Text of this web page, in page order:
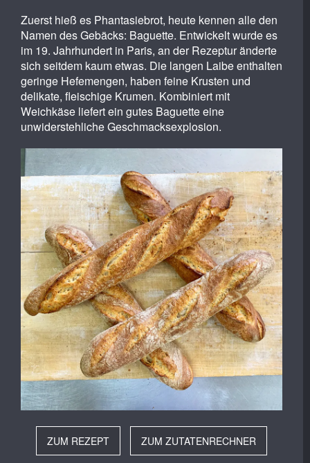
Zuerst hieß es Phantasiebrot, heute kennen alle den
Namen des Gebäcks: Baguette. Entwickelt wurde es
im 19. Jahrhundert in Paris, an der Rezeptur änderte
sich seitdem kaum etwas. Die langen Laibe enthalten
geringe Hefemengen, haben feine Krusten und
delikate, fleischige Krumen. Kombiniert mit
Weichkäse liefert ein gutes Baguette eine
unwiderstehliche Geschmacksexplosion.
ZUM REZEPT ZUM ZUTATENRECHNER